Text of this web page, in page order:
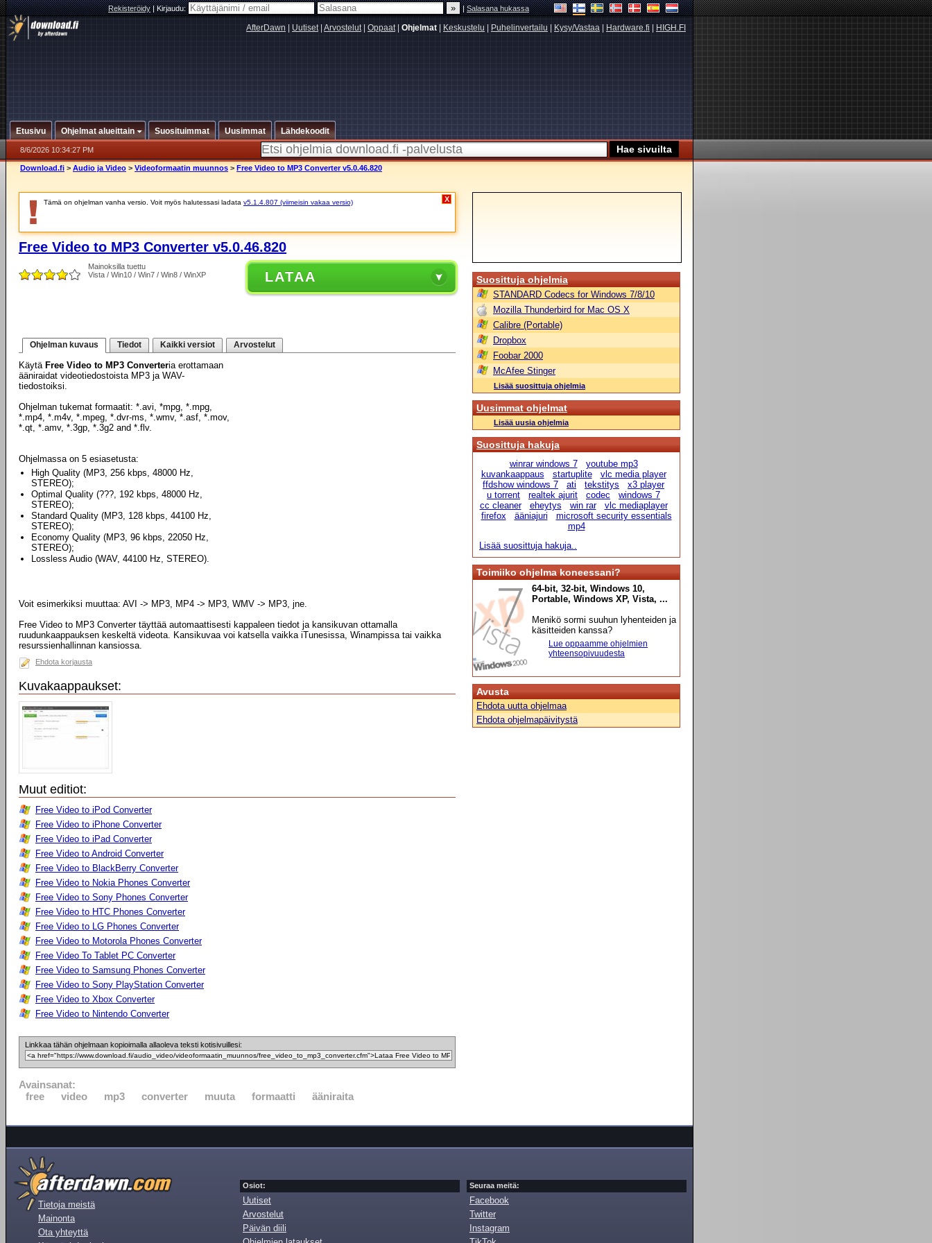
Rekisteröidy|Kirjaudu: |Salasana hukassa
AfterDawn Uutiset| Arvostelut| Oppaat| Ohjelmat Keskustelu Puhelinvertailu Kysy/Vastaa Hardware.fi HIGH.FI
Etusivu Ohjelmat alueittain Suosituimmat Uusimmat Lähdekoodit
8/6/2026 10:34:27 PM
Download.fi > Audio ja Video > Videoformaatin muunnos > Free Video to MP3 Converter v5.0.46.820
Tämä on ohjelman vanha versio. Voit myös halutessasi ladata v5.1.4.807 (viimeisin vakaa versio) X
Free Video to MP3 Converter v5.0.46.820
Mainoksilla tuettu
Vista / Win10 / Win7 / Win8 / WinXP
LATAA
Ohjelman kuvaus Tiedot Kaikki versiot Arvostelut
Käytä Free Video to MP3 Converteria erottamaan
ääniraidat videotiedostoista MP3 ja WAV-
tiedostoiksi.
Ohjelman tukemat formaatit: *.avi, *mpg, *.mpg,
*.mp4, *.m4v, *.mpeg, *.dvr-ms, *.wmv, *.asf, *.mov,
*.qt, *.amv, *.3gp, *.3g2 and *.flv.
Ohjelmassa on 5 esiasetusta:
High Quality (MP3, 256 kbps, 48000 Hz,
STEREO);
Optimal Quality (???, 192 kbps, 48000 Hz,
STEREO);
Standard Quality (MP3, 128 kbps, 44100 Hz,
STEREO);
Economy Quality (MP3, 96 kbps, 22050 Hz,
STEREO);
Lossless Audio (WAV, 44100 Hz, STEREO).
Voit esimerkiksi muuttaa: AVI -> MP3, MP4 -> MP3, WMV -> MP3, jne.
Free Video to MP3 Converter täyttää automaattisesti kappaleen tiedot ja kansikuvan ottamalla
ruudunkaappauksen keskeltä videota. Kansikuvaa voi katsella vaikka iTunesissa, Winampissa tai vaikka
resurssienhallinnan kansiossa.
Ehdota korjausta
Kuvakaappaukset:
Muut editiot:
Free Video to iPod Converter
Free Video to iPhone Converter
Free Video to iPad Converter
Free Video to Android Converter
Free Video to BlackBerry Converter
Free Video to Nokia Phones Converter
Free Video to Sony Phones Converter
Free Video to HTC Phones Converter
Free Video to LG Phones Converter
Free Video to Motorola Phones Converter
Free Video To Tablet PC Converter
Free Video to Samsung Phones Converter
Free Video to Sony PlayStation Converter
Free Video to Xbox Converter
Free Video to Nintendo Converter
Linkkaa tähän ohjelmaan kopioimalla allaoleva teksti kotisivuillesi:
Avainsanat:
free
video mp3 converter muuta formaatti ääniraita
Suosittuja ohjelmia
STANDARD Codecs for Windows 7/8/10
Mozilla Thunderbird for Mac OS X
Calibre (Portable)
Dropbox
Foobar 2000
McAfee Stinger
Lisää suosittuja ohjelmia
Uusimmat ohjelmat
Lisää uusia ohjelmia
Suosittuja hakuja
winrar windows 7
youtube mp3
kuvankaappaus
startuplite
vlc media player
ffdshow windows 7
ati tekstitys
x3 player
u torrent
realtek ajurit codec
windows 7
cc cleaner
eheytys win rar
vlc mediaplayer
firefox
ääniajuri
microsoft security essentials
mp4
Lisää suosittuja hakuja..
Toimiiko ohjelma koneessani?
64-bit, 32-bit, Windows 10,
Portable, Windows XP, Vista, ...
Menikö sormi suuhun lyhenteiden ja
käsitteiden kanssa?
Lue oppaamme ohjelmien
yhteensopivuudesta
Avusta
Ehdota uutta ohjelmaa
Ehdota ohjelmapäivitystä
Tietoja meistä
Mainonta
Ota yhteyttä
Osiot:
Uutiset
Arvostelut
Päivän diili
Seuraa meitä:
Facebook
Twitter
Instagram